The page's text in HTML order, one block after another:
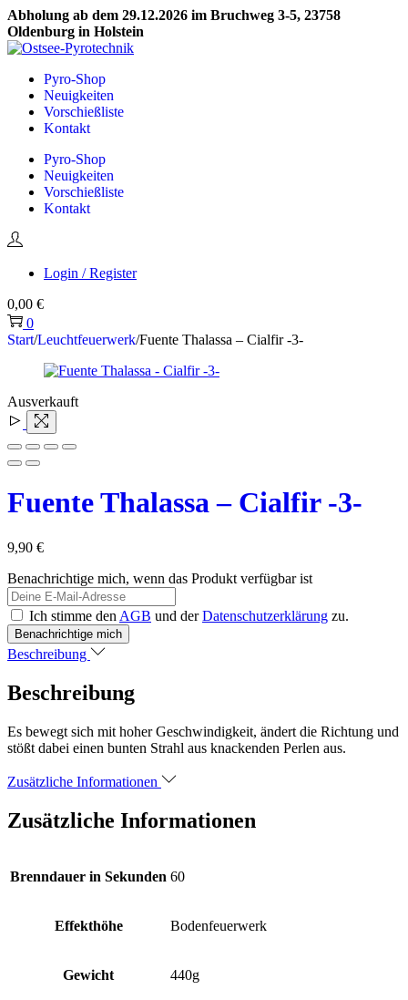
Abholung ab dem 29.12.2026 im Bruchweg 3-5, 23758
Oldenburg in Holstein
Skip
navigation
Skip
contentPyro-Shop
Neuigkeiten
Vorschießliste
Kontakt
Pyro-Shop
Neuigkeiten
Vorschießliste
Kontakt
Login / Register
0,00 €
0
Start/Leuchtfeuerwerk/Fuente Thalassa – Cialfir -3-
Ausverkauft
Fuente Thalassa – Cialfir -3-
9,90 €
Benachrichtige mich, wenn das Produkt verfügbar ist
Ich stimme den AGB und derDatenschutzerklärung zu.
Beschreibung
Beschreibung
Es bewegt sich mit hoher Geschwindigkeit, ändert die Richtung und
stößt dabei einen bunten Strahl aus knackenden Perlen aus.
Zusätzliche Informationen
Zusätzliche Informationen
Brenndauer in Sekunden 60
Effekthöhe Bodenfeuerwerk
Gewicht 440g